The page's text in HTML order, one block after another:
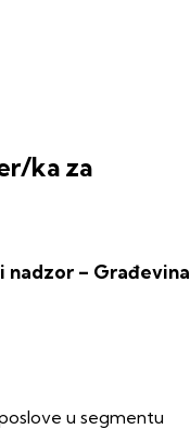
ka za
nadzor – Građevina
u segmentu